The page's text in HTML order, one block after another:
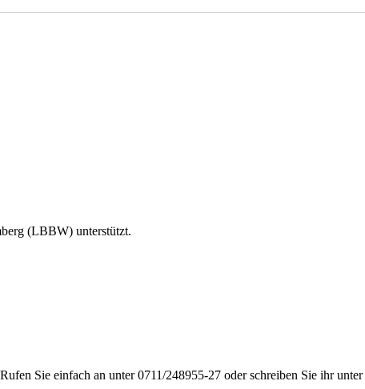
(LBBW) unterstützt.
Sie einfach an unter 0711/248955-27 oder schreiben Sie ihr unter